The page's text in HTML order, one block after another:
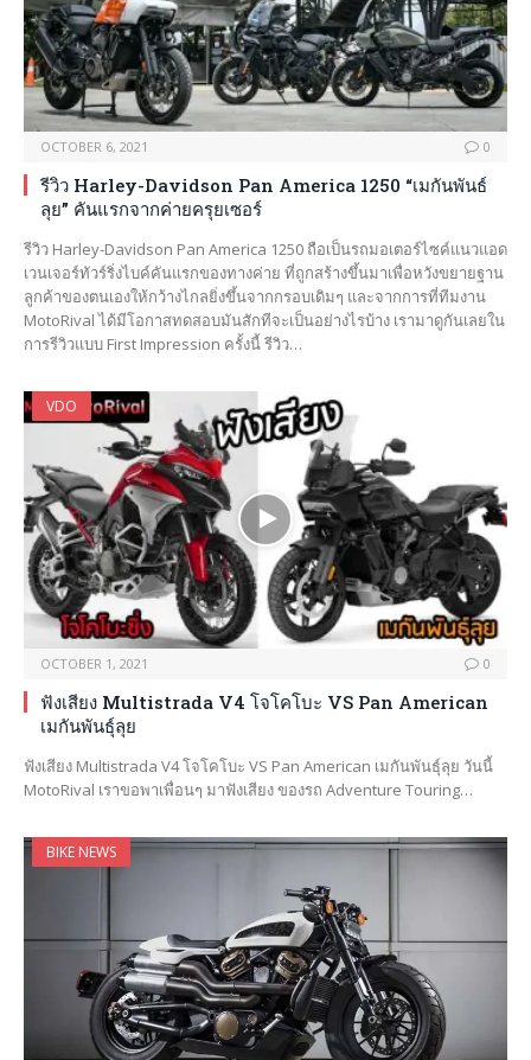
OCTOBER 6, 2021 0
รีวิว Harley-Davidson Pan America 1250 “เมกันพันธ์
ลุย” คันแรกจากค่ายครุยเซอร์
รีวิว Harley-Davidson Pan America 1250 ถือเป็นรถมอเตอร์ไซค์แนวแอด
เวนเจอร์ทัวร์ริ่งไบค์คันแรกของทางค่าย ที่ถูกสร้างขึ้นมาเพื่อหวังขยายฐาน
ลูกค้าของตนเองให้กว้างไกลยิ่งขึ้นจากกรอบเดิมๆ และจากการที่ทีมงาน
MotoRival ได้มีโอกาสทดสอบมันสักทีจะเป็นอย่างไรบ้าง เรามาดูกันเลยใน
การรีวิวแบบ First Impression ครั้งนี้ รีวิว…
VDO
OCTOBER 1, 2021 0
ฟังเสียง Multistrada V4 โจโคโบะ VS Pan American
เมกันพันธุ์ลุย
ฟังเสียง Multistrada V4 โจโคโบะ VS Pan American เมกันพันธุ์ลุย วันนี้
MotoRival เราขอพาเพื่อนๆ มาฟังเสียง ของรถ Adventure Touring…
BIKE NEWS